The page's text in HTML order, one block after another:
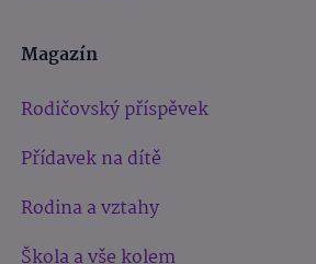
Magazín
Rodičovský příspěvek
Přídavek na dítě
Rodina a vztahy
Škola a vše kolem